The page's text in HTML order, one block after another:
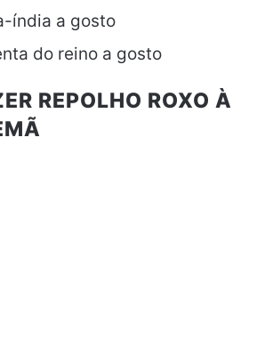
índia a gosto
do reino a gosto
REPOLHO ROXO À